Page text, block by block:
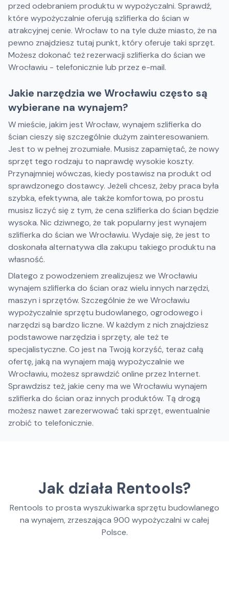
przed odebraniem produktu w wypożyczalni. Sprawdź,
które wypożyczalnie oferują szlifierka do ścian w
atrakcyjnej cenie. Wrocław to na tyle duże miasto, że na
pewno znajdziesz tutaj punkt, który oferuje taki sprzęt.
Możesz dokonać też rezerwacji szlifierka do ścian we
Wrocławiu - telefonicznie lub przez e-mail.
Jakie narzędzia we Wrocławiu często są
wybierane na wynajem?
W mieście, jakim jest Wrocław, wynajem szlifierka do
ścian cieszy się szczególnie dużym zainteresowaniem.
Jest to w pełnej zrozumiałe. Musisz zapamiętać, że nowy
sprzęt tego rodzaju to naprawdę wysokie koszty.
Przynajmniej wówczas, kiedy postawisz na produkt od
sprawdzonego dostawcy. Jeżeli chcesz, żeby praca była
szybka, efektywna, ale także komfortowa, po prostu
musisz liczyć się z tym, że cena szlifierka do ścian będzie
wysoka. Nic dziwnego, że tak popularny jest wynajem
szlifierka do ścian we Wrocławiu. Wydaje się, że jest to
doskonała alternatywa dla zakupu takiego produktu na
własność.
Dlatego z powodzeniem zrealizujesz we Wrocławiu
wynajem szlifierka do ścian oraz wielu innych narzędzi,
maszyn i sprzętów. Szczególnie że we Wrocławiu
wypożyczalnie sprzętu budowlanego, ogrodowego i
narzędzi są bardzo liczne. W każdym z nich znajdziesz
podstawowe narzędzia i sprzęty, ale też te
specjalistyczne. Co jest na Twoją korzyść, teraz całą
ofertę, jaką na wynajem mają wypożyczalnie we
Wrocławiu, możesz sprawdzić online przez Internet.
Sprawdzisz też, jakie ceny ma we Wrocławiu wynajem
szlifierka do ścian oraz innych produktów. Tą drogą
możesz nawet zarezerwować taki sprzęt, ewentualnie
zrobić to telefonicznie.
Jak działa Rentools?
Rentools to prosta wyszukiwarka sprzętu budowlanego
na wynajem, zrzeszająca 900 wypożyczalni w całej
Polsce.